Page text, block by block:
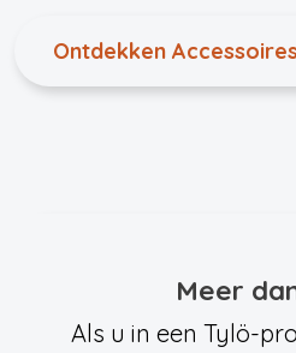
Ontdekken Accessoires
Meer
Als u in een Tylö-